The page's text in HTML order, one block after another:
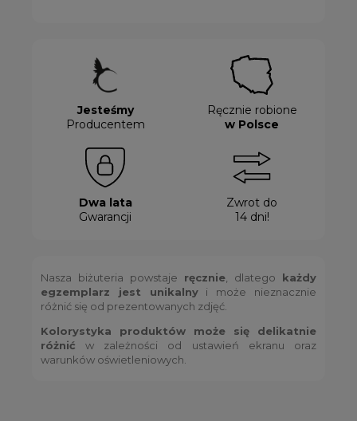
Jesteśmy
Producentem
Ręcznie robione
w Polsce
Dwa lata
Gwarancji
Zwrot do
14 dni!
Nasza biżuteria powstaje ręcznie, dlatego każdy
egzemplarz jest unikalnyi może nieznacznie
różnić się od prezentowanych zdjęć.
Kolorystyka produktów może się delikatnie
różnić w zależności od ustawień ekranu oraz
warunków oświetleniowych.